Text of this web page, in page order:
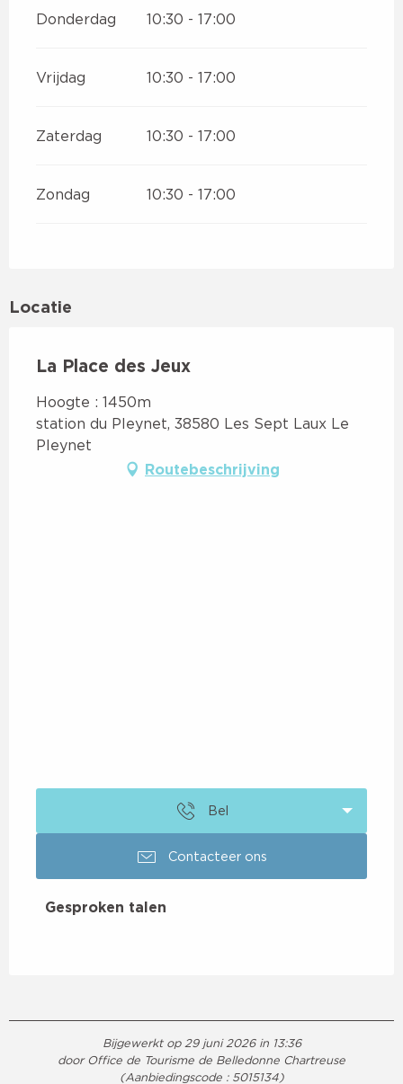
Donderdag 10:30 - 17:00
Vrijdag 10:30 - 17:00
Zaterdag 10:30 - 17:00
Zondag 10:30 - 17:00
Locatie
La Place des Jeux
Hoogte : 1450m
station du Pleynet, 38580 Les Sept Laux Le
Pleynet
Routebeschrijving
Bel
Contacteer ons
Gesproken talen
Gesproken talen
Bijgewerkt op 29 juni 2026 in 13:36
door Office de Tourisme de Belledonne Chartreuse
(Aanbiedingscode : 5015134)